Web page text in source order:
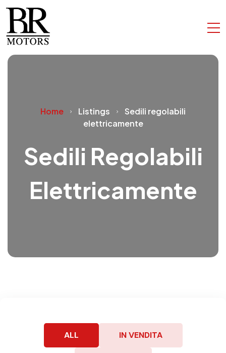
Home Listings
Sedili regolabili
elettricamente
Sedili Regolabili
Elettricamente
ALL IN VENDITA